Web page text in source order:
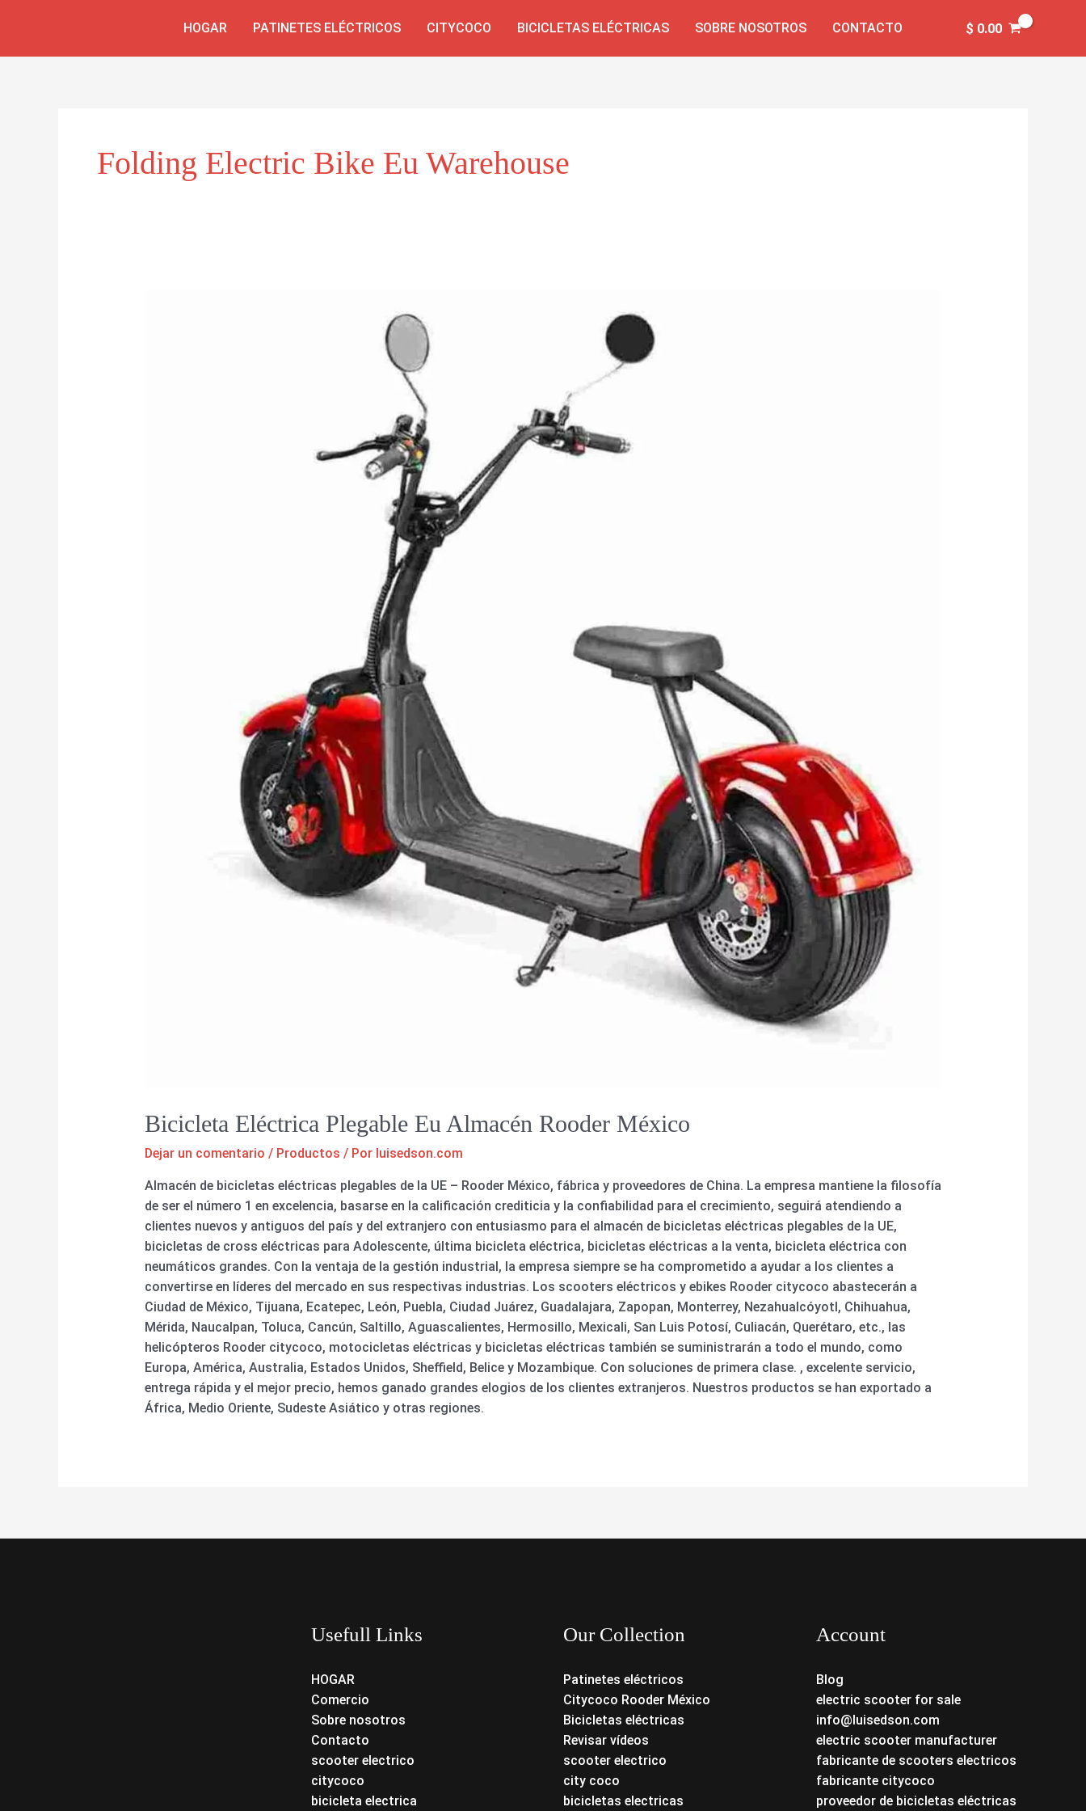
HOGAR PATINETES ELÉCTRICOS CITYCOCO BICICLETAS ELÉCTRICAS SOBRE NOSOTROS CONTACTO $ 0.00
Folding Electric Bike Eu Warehouse
Bicicleta Eléctrica Plegable Eu Almacén Rooder México
Dejar un comentario / Productos / Por luisedson.com
Almacén de bicicletas eléctricas plegables de la UE – Rooder México, fábrica y proveedores de China. La empresa mantiene la filosofía
de ser el número 1 en excelencia, basarse en la calificación crediticia y la confiabilidad para el crecimiento, seguirá atendiendo a
clientes nuevos y antiguos del país y del extranjero con entusiasmo para el almacén de bicicletas eléctricas plegables de la UE,
bicicletas de cross eléctricas para Adolescente, última bicicleta eléctrica, bicicletas eléctricas a la venta, bicicleta eléctrica con
neumáticos grandes. Con la ventaja de la gestión industrial, la empresa siempre se ha comprometido a ayudar a los clientes a
convertirse en líderes del mercado en sus respectivas industrias. Los scooters eléctricos y ebikes Rooder citycoco abastecerán a
Ciudad de México, Tijuana, Ecatepec, León, Puebla, Ciudad Juárez, Guadalajara, Zapopan, Monterrey, Nezahualcóyotl, Chihuahua,
Mérida, Naucalpan, Toluca, Cancún, Saltillo, Aguascalientes, Hermosillo, Mexicali, San Luis Potosí, Culiacán, Querétaro, etc., las
helicópteros Rooder citycoco, motocicletas eléctricas y bicicletas eléctricas también se suministrarán a todo el mundo, como
Europa, América, Australia, Estados Unidos, Sheffield, Belice y Mozambique. Con soluciones de primera clase. , excelente servicio,
entrega rápida y el mejor precio, hemos ganado grandes elogios de los clientes extranjeros. Nuestros productos se han exportado a
África, Medio Oriente, Sudeste Asiático y otras regiones.
Usefull Links
HOGAR
Comercio
Sobre nosotros
Contacto
scooter electrico
citycoco
bicicleta electrica
Our Collection
Patinetes eléctricos
Citycoco Rooder México
Bicicletas eléctricas
Revisar vídeos
scooter electrico
city coco
bicicletas electricas
Account
Blog
electric scooter for sale
info@luisedson.com
electric scooter manufacturer
fabricante de scooters electricos
fabricante citycoco
proveedor de bicicletas eléctricas